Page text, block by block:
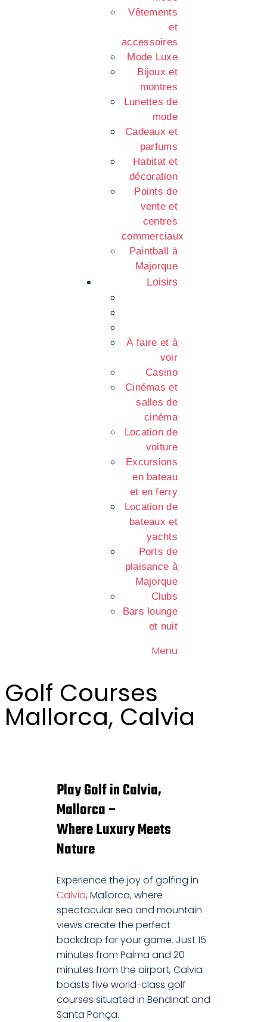
Vêtements
et
accessoires
Mode Luxe
Bijoux et
montres
Lunettes de
mode
Cadeaux et
parfums
Habitat et
décoration
Points de
vente et
centres
commerciaux
Paintball à
Majorque
Loisirs
À faire et à
voir
Casino
Cinémas et
salles de
cinéma
Location de
voiture
Excursions
en bateau
et en ferry
Location de
bateaux et
yachts
Ports de
plaisance à
Majorque
Clubs
Bars lounge
et nuit
Menu
Golf Courses
Mallorca, Calvia
Play Golf in Calvia,
Mallorca –
Where Luxury Meets
Nature
Experience the joy of golfing in
Calvia, Mallorca, where
spectacular sea and mountain
views create the perfect
backdrop for your game. Just 15
minutes from Palma and 20
minutes from the airport, Calvia
boasts five world-class golf
courses situated in Bendinat and
Santa Ponça.